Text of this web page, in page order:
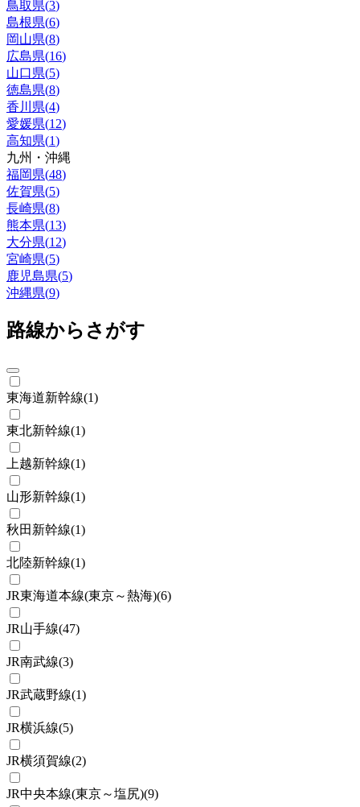
鳥取県(3)
島根県(6)
岡山県(8)
広島県(16)
山口県(5)
徳島県(8)
香川県(4)
愛媛県(12)
高知県(1)
九州・沖縄
福岡県(48)
佐賀県(5)
長崎県(8)
熊本県(13)
大分県(12)
宮崎県(5)
鹿児島県(5)
沖縄県(9)
路線からさがす
東海道新幹線(1)
東北新幹線(1)
上越新幹線(1)
山形新幹線(1)
秋田新幹線(1)
北陸新幹線(1)
JR東海道本線(東京～熱海)(6)
JR山手線(47)
JR南武線(3)
JR武蔵野線(1)
JR横浜線(5)
JR横須賀線(2)
JR中央本線(東京～塩尻)(9)